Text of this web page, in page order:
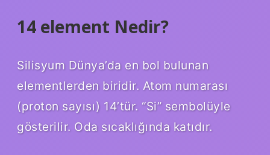
14 element Nedir?
Silisyum Dünya’da en bol bulunan
elementlerden biridir. Atom numarası
(proton sayısı) 14’tür. “Si” sembolüyle
gösterilir. Oda sıcaklığında katıdır.